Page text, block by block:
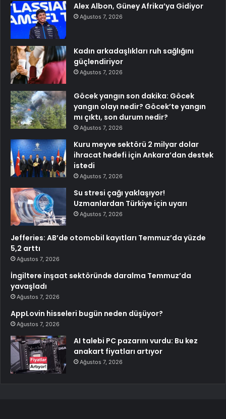
Alex Albon, Güney Afrika’ya Gidiyor
Ağustos 7, 2026
Kadın arkadaşlıkları ruh sağlığını
güçlendiriyor
Ağustos 7, 2026
Göcek yangın son dakika: Göcek
yangın olayı nedir? Göcek’te yangın
mı çıktı, son durum nedir?
Ağustos 7, 2026
Kuru meyve sektörü 2 milyar dolar
ihracat hedefi için Ankara’dan destek
istedi
Ağustos 7, 2026
Su stresi çağı yaklaşıyor!
Uzmanlardan Türkiye için uyarı
Ağustos 7, 2026
Jefferies: AB’de otomobil kayıtları Temmuz’da yüzde
5,2 arttı
Ağustos 7, 2026
İngiltere inşaat sektöründe daralma Temmuz’da
yavaşladı
Ağustos 7, 2026
AppLovin hisseleri bugün neden düşüyor?
Ağustos 7, 2026
AI talebi PC pazarını vurdu: Bu kez
anakart fiyatları artıyor
Ağustos 7, 2026